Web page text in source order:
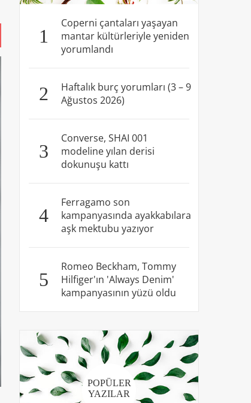
1
Coperni çantaları yaşayan
mantar kültürleriyle yeniden
yorumlandı
2
Haftalık burç yorumları (3 – 9
Ağustos 2026)
3
Converse, SHAI 001
modeline yılan derisi
dokunuşu kattı
4
Ferragamo son
kampanyasında ayakkabılara
aşk mektubu yazıyor
5
Romeo Beckham, Tommy
Hilfiger'ın 'Always Denim'
kampanyasının yüzü oldu
POPÜLER
YAZILAR